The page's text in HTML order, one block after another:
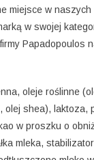
miejsce w
w swojej
Papadopoulos
oleje roślinne
olej shea), laktoza,
w proszku o
mleka,